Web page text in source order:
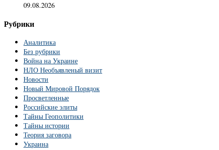
09.08.2026
Рубрики
Аналитика
Без рубрики
Война на Украине
НЛО Необъявленый визит
Новости
Новый Мировой Порядок
Просветленные
Российские элиты
Тайны Геополитики
Тайны истории
Теория заговора
Украина